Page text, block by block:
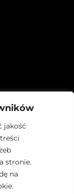
jakość
stronie.
na